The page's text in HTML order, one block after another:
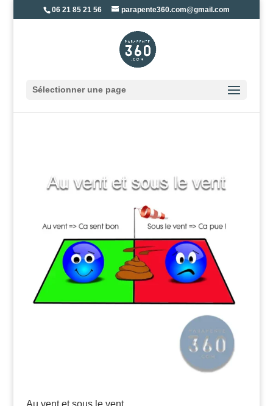
06 21 85 21 56 parapente360.com@gmail.com
Sélectionner une page
Au vent et sous le vent